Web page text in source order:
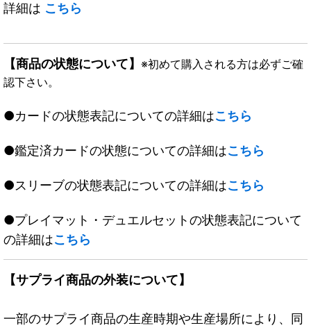
詳細は こちら
【商品の状態について】 ※初めて購入される方は必ずご確
認下さい。
●カードの状態表記についての詳細はこちら
●鑑定済カードの状態についての詳細はこちら
●スリーブの状態表記についての詳細はこちら
●プレイマット・デュエルセットの状態表記について
の詳細はこちら
【サプライ商品の外装について】
一部のサプライ商品の生産時期や生産場所により、同